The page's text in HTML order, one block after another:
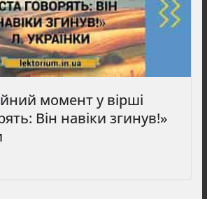
момент у вірші
Він навіки згинув!»